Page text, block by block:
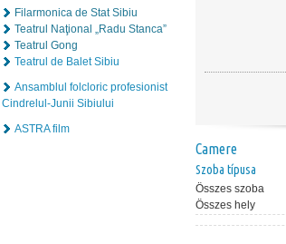
Filarmonica de Stat Sibiu
Teatrul Naţional „Radu Stanca”
Teatrul Gong
Teatrul de Balet Sibiu
Ansamblul folcloric profesionist
Cindrelul-Junii Sibiului
ASTRA film
Camere
Szoba típusa
Összes szoba
Összes hely